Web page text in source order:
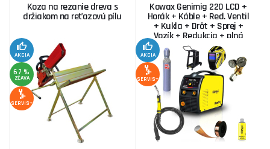
Koza na rezanie dreva s
držiakom na reťazovú pílu
AKCIA
67 %
ZĽAVA
SERVIS+
Kowax Genimig 220 LCD +
Horák + Káble + Red. Ventil
+ Kukla + Drôt + Sprej +
Vozík + Redukcia + plná
Fľaša Co2
AKCIA
SERVIS+